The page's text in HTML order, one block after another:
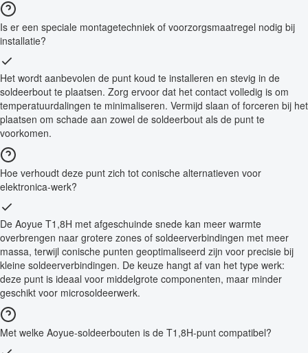
Is er een speciale montagetechniek of voorzorgsmaatregel nodig bij
installatie?
Het wordt aanbevolen de punt koud te installeren en stevig in de
soldeerbout te plaatsen. Zorg ervoor dat het contact volledig is om
temperatuurdalingen te minimaliseren. Vermijd slaan of forceren bij het
plaatsen om schade aan zowel de soldeerbout als de punt te
voorkomen.
Hoe verhoudt deze punt zich tot conische alternatieven voor
elektronica-werk?
De Aoyue T1,8H met afgeschuinde snede kan meer warmte
overbrengen naar grotere zones of soldeerverbindingen met meer
massa, terwijl conische punten geoptimaliseerd zijn voor precisie bij
kleine soldeerverbindingen. De keuze hangt af van het type werk:
deze punt is ideaal voor middelgrote componenten, maar minder
geschikt voor microsoldeerwerk.
Met welke Aoyue-soldeerbouten is de T1,8H-punt compatibel?